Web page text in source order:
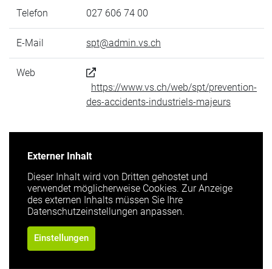
Telefon 027 606 74 00
E-Mail spt@admin.vs.ch
Web
https://www.vs.ch/web/spt/prevention-
des-accidents-industriels-majeurs
Externer Inhalt
Dieser Inhalt wird von Dritten gehostet und
verwendet möglicherweise Cookies. Zur Anzeige
des externen Inhalts müssen Sie Ihre
Datenschutzeinstellungen anpassen.
Einstellungen